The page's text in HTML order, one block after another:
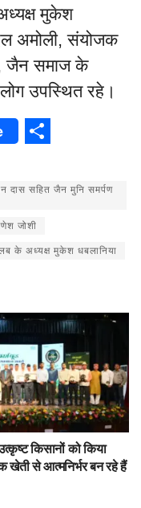
मुकेश
अमोली, संयोजक
जैन समाज के
उपस्थित रहे।
दास सहित जैन मुनि समर्पण
जोशी
के अध्यक्ष मुकेश धबलानिया
किसानों को किया
से आत्मनिर्भर बन रहे हैं